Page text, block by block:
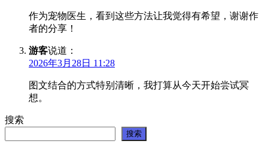
作为宠物医生，看到这些方法让我觉得有希望，谢谢作
者的分享！
游客说道：
2026年3月28日 11:28
图文结合的方式特别清晰，我打算从今天开始尝试冥
想。
搜索
搜索